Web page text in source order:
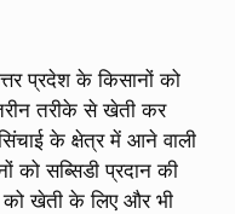
प्रदेश के किसानों को
तरीके से खेती कर
के क्षेत्र में आने वाली
को सब्सिडी प्रदान की
को खेती के लिए और भी